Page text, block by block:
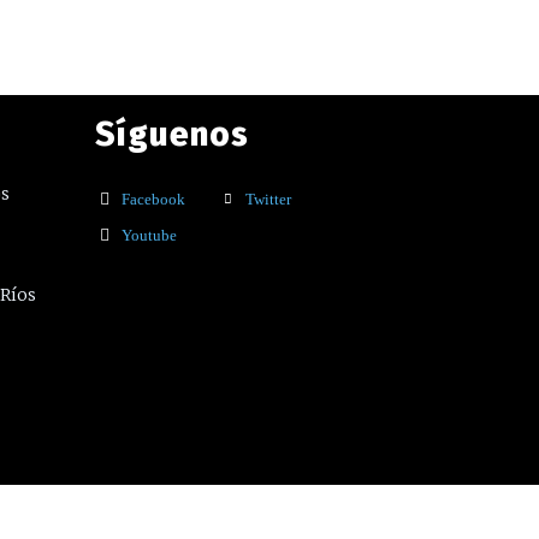
Síguenos
Facebook
Twitter
Youtube